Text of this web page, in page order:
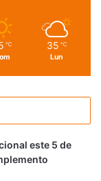
℃ 35 ℃
Lun
este 5 de